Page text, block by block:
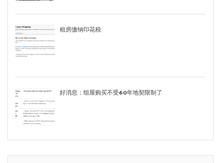
租房缴纳印花税
好消息：组屋购买不受60年地契限制了